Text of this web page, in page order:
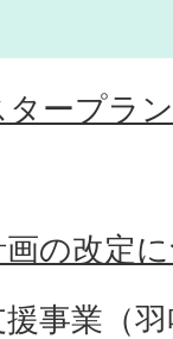
ープラ
の改定
事業（